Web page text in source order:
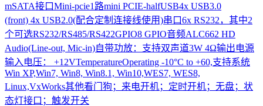
mSATA接口Mini-pcie1路mini PCIE-halfUSB4x USB3.0
(front) 4x USB2.0(配合定制连接线使用)串口6x RS232，其中2
个可选RS232/RS485/RS422GPIO8 GPIO音频ALC662 HD
Audio(Line-out, Mic-in)自带功放：支持双声道3W 4Ω输出电源
输入电压： +12VTemperatureOperating -10°C to +60,支持系统
Win XP,Win7, Win8, Win8.1, Win10,WES7, WES8,
Linux,VxWorks其他看门狗；来电开机；定时开机；无盘；状
态灯接口；触发开关